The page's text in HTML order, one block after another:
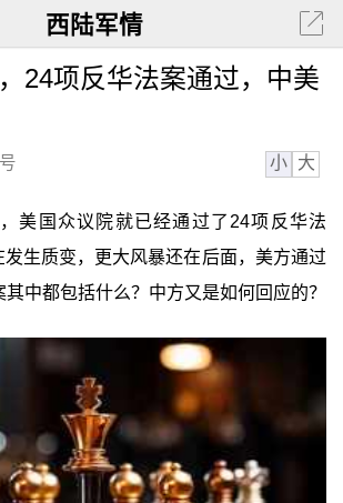
西陆军情
24项反华法案通过，中美
小 大
美国众议院就已经通过了24项反华法
生质变，更大风暴还在后面，美方通过
中都包括什么？中方又是如何回应的？